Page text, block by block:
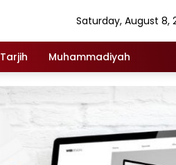
Saturday, August 8,
Tarjih Muhammadiyah